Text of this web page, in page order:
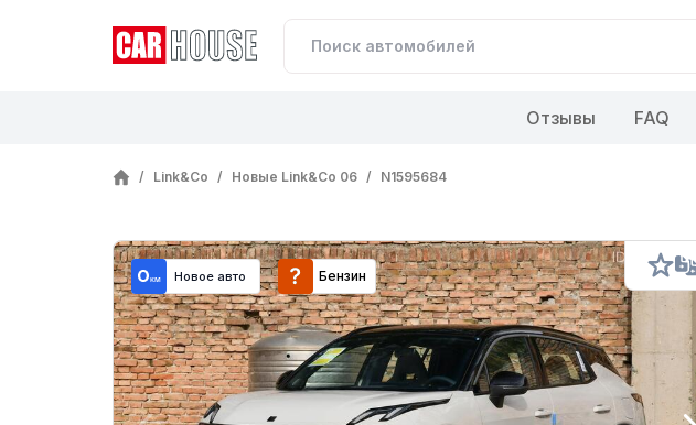
Отзывы FAQ
/ Link&Co / Новые Link&Co 06 / N1595684
Новое авто Бензин